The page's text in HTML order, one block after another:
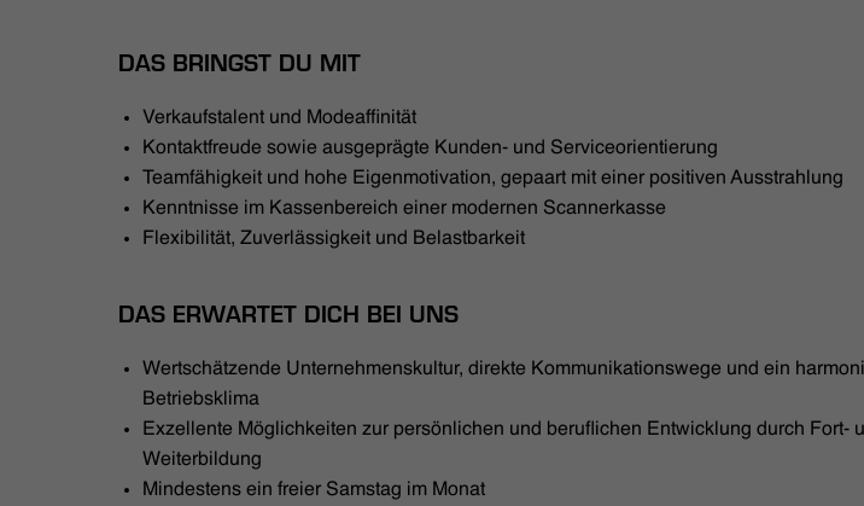
DAS BRINGST DU MIT
Verkaufstalent und Modeaffinität
Kontaktfreude sowie ausgeprägte Kunden- und Serviceorientierung
Teamfähigkeit und hohe Eigenmotivation, gepaart mit einer positiven Ausstrahlung
Kenntnisse im Kassenbereich einer modernen Scannerkasse
Flexibilität, Zuverlässigkeit und Belastbarkeit
DAS ERWARTET DICH BEI UNS
Wertschätzende Unternehmenskultur, direkte Kommunikationswege und ein
Betriebsklima
Exzellente Möglichkeiten zur persönlichen und beruflichen Entwicklung durch Fort-
Weiterbildung
Mindestens ein freier Samstag im Monat